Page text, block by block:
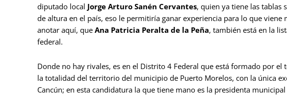
diputado local Jorge Arturo Sanén Cervantes, quien ya tiene las tablas
de altura en el país, eso le permitiría ganar experiencia para lo que viene
anotar aquí, que Ana Patricia Peralta de la Peña, también está en la
federal.
Donde no hay rivales, es en el Distrito 4 Federal que está formado por
la totalidad del territorio del municipio de Puerto Morelos, con la única
Cancún; en esta candidatura la que tiene mano es la presidenta